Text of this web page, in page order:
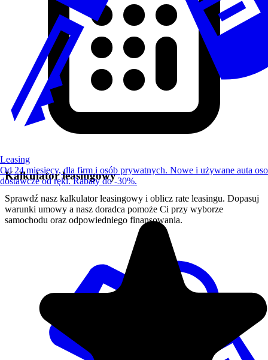
Kalkulator leasingowy
Sprawdź nasz kalkulator leasingowy i oblicz rate leasingu. Dopasuj
warunki umowy a nasz doradca pomoże Ci przy wyborze
samochodu oraz odpowiedniego finansowania.
Leasing
Od 24 miesięcy, dla firm i osób prywatnych. Nowe i używane auta
dostawcze od ręki. Rabaty do -30%.